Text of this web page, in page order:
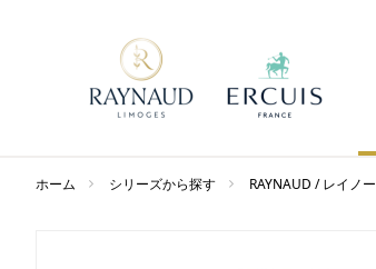
ホーム シリーズから探す RAYNAUD / レイノー